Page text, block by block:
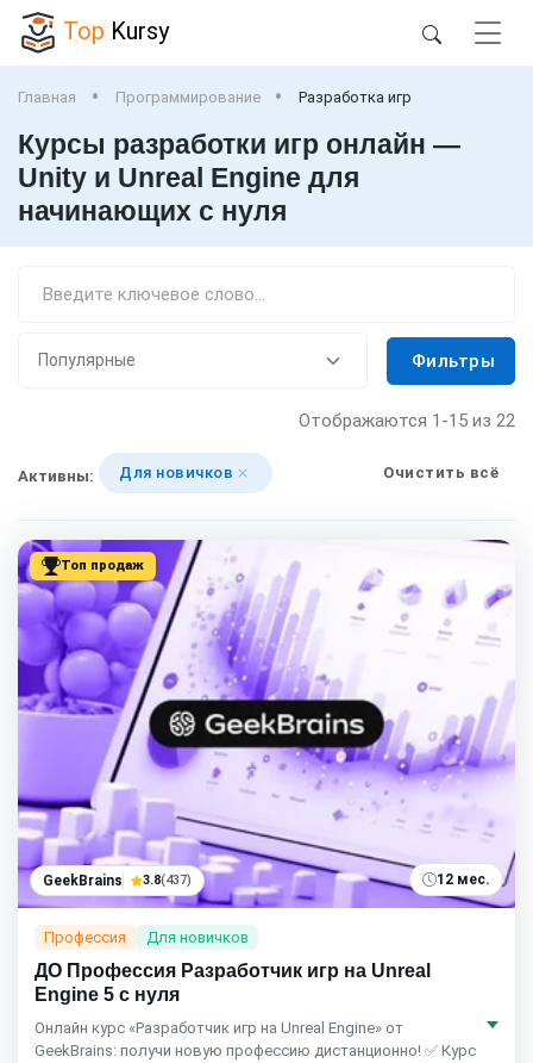
Top Kursy
Главная Программирование Разработка игр
Курсы разработки игр онлайн —
Unity и Unreal Engine для
начинающих с нуля
Фильтры
Отображаются 1-15 из 22
Активны: Для новичков Очистить всё
Топ продаж
GeekBrains 3.8(437) 12 мес.
Профессия Для новичков
ДО Профессия Разработчик игр на Unreal
Engine 5 с нуля
Онлайн курс «Разработчик игр на Unreal Engine» от
GeekBrains: получи новую профессию дистанционно! ✅ Курс